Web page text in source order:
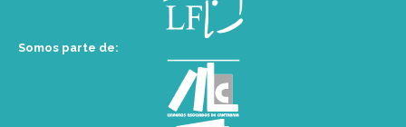
Somos parte de: